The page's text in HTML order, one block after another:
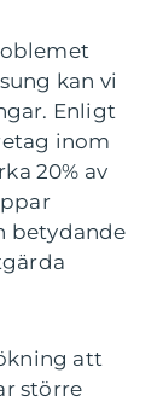
kan vi
Enligt
inom
20% av
betydande
att
större